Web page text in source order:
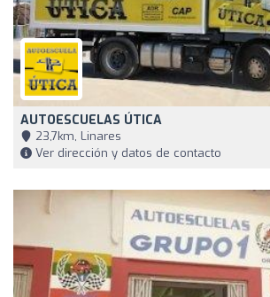
AUTOESCUELAS ÚTICA
23,7km, Linares
Ver dirección y datos de contacto